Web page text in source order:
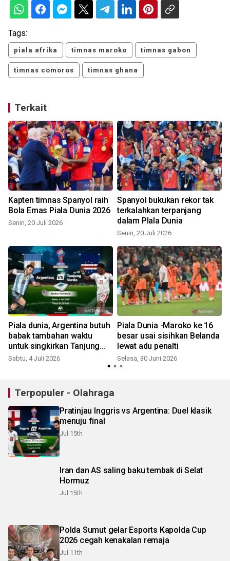
Tags:
piala afrika timnas maroko timnas gabon
timnas comoros timnas ghana
Terkait
Kapten timnas Spanyol raih
Bola Emas Piala Dunia 2026
Senin, 20 Juli 2026
Spanyol bukukan rekor tak
terkalahkan terpanjang
dalam PIala Dunia
Senin, 20 Juli 2026
Piala dunia, Argentina butuh
babak tambahan waktu
untuk singkirkan Tanjung
Verde
Sabtu, 4 Juli 2026
Piala Dunia -Maroko ke 16
besar usai sisihkan Belanda
lewat adu penalti
Selasa, 30 Juni 2026
Terpopuler - Olahraga
Pratinjau Inggris vs Argentina: Duel klasik
menuju final
Jul 15th
Iran dan AS saling baku tembak di Selat
Hormuz
Jul 15th
Polda Sumut gelar Esports Kapolda Cup
2026 cegah kenakalan remaja
Jul 11th